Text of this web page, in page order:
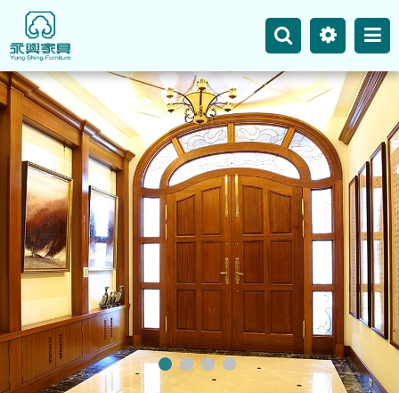
網站地圖
主選單
永興事業
最新消息
產品介紹
空間案例
聯絡我們